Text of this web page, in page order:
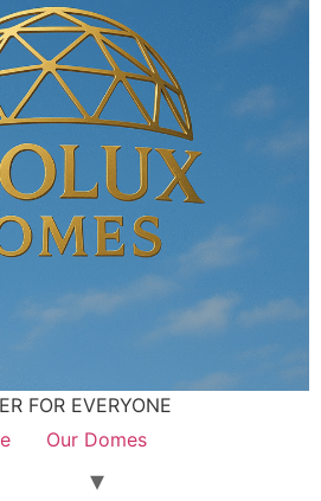
FOR EVERYONE
Our Domes